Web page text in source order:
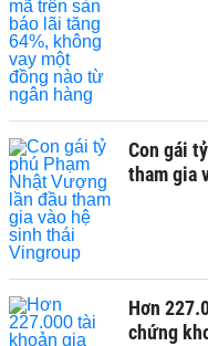
Con gái
tham gia
Hơn
chứng